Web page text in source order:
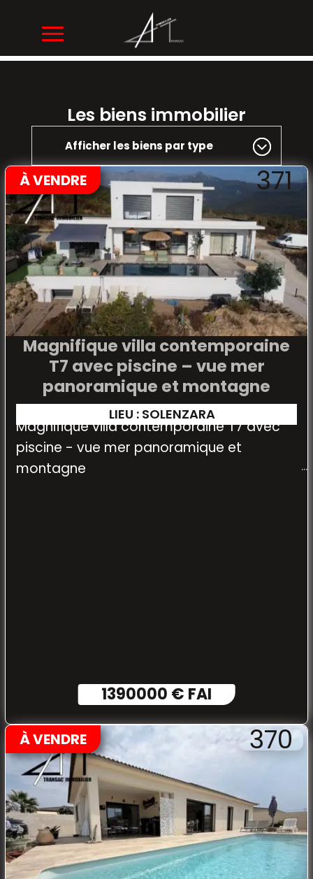
Les biens immobilier
Afficher les biens par type
À VENDRE 371
Magnifique villa contemporaine
T7 avec piscine – vue mer
panoramique et montagne
LIEU : SOLENZARA
Magnifique villa contemporaine T7 avec
piscine - vue mer panoramique et
montagne
1390000 € FAI
À VENDRE 370